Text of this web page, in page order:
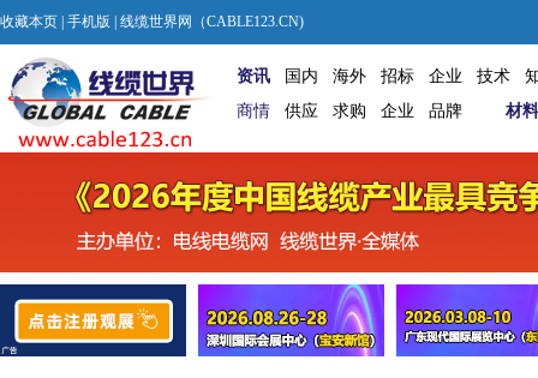
收藏本页 手机版 | 线缆世界网（CABLE123.CN)
资讯 国内 海外 招标 企业 技术
商情
供应 求购 企业 品牌 材料